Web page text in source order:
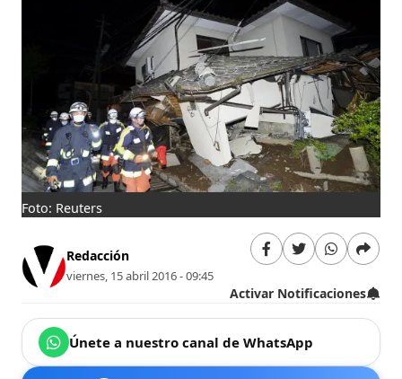
Foto: Reuters
Redacción
viernes, 15 abril 2016 - 09:45
Activar Notificaciones
Únete a nuestro canal de WhatsApp